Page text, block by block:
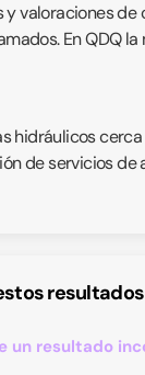
valoraciones
En QDQ
de servicios
resultados
un resultado